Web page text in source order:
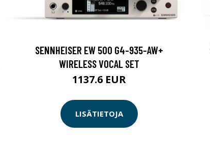
SENNHEISER EW 500 G4-935-AW+
WIRELESS VOCAL SET
1137.6 EUR
LISÄTIETOJA